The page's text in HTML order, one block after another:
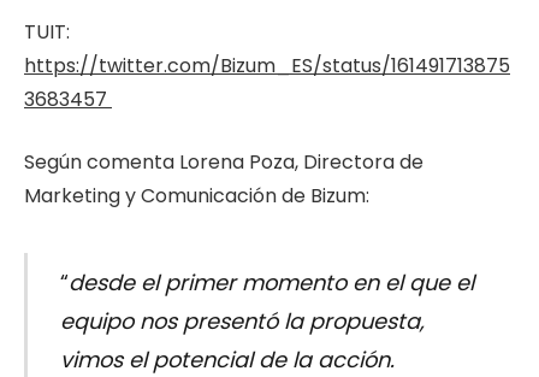
TUIT:
https://twitter.com/Bizum_ES/status/161491713875
3683457
Según comenta Lorena Poza, Directora de
Marketing y Comunicación de Bizum:
“desde el primer momento en el que el
equipo nos presentó la propuesta,
vimos el potencial de la acción.